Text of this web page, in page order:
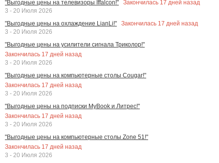
"Выгодные цены на телевизоры Iffalcon!" Закончилась 17 дней назад
3 - 20 Июля 2026
"Выгодные цены на охлаждение LianLi!"
Закончилась 17 дней назад
3 - 20 Июля 2026
"Выгодные цены на усилители сигнала Триколор!"
Закончилась 17 дней назад
3 - 20 Июля 2026
"Выгодные цены на компьютерные столы Cougar!"
Закончилась 17 дней назад
3 - 20 Июля 2026
"Выгодные цены на подписки MyBook и Литрес!"
Закончилась 17 дней назад
3 - 20 Июля 2026
"Выгодные цены на компьютерные столы Zone 51!"
Закончилась 17 дней назад
3 - 20 Июля 2026